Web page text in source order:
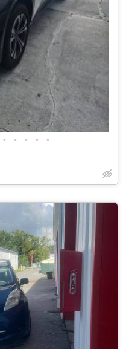
• • • • •